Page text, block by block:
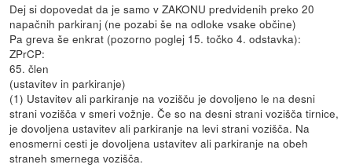
Dej si dopovedat da je samo v ZAKONU predvidenih preko 20
napačnih parkiranj (ne pozabi še na odloke vsake občine)
Pa greva še enkrat (pozorno poglej 15. točko 4. odstavka):
ZPrCP:
65. člen
(ustavitev in parkiranje)
(1) Ustavitev ali parkiranje na vozišču je dovoljeno le na desni
strani vozišča v smeri vožnje. Če so na desni strani vozišča tirnice,
je dovoljena ustavitev ali parkiranje na levi strani vozišča. Na
enosmerni cesti je dovoljena ustavitev ali parkiranje na obeh
straneh smernega vozišča.